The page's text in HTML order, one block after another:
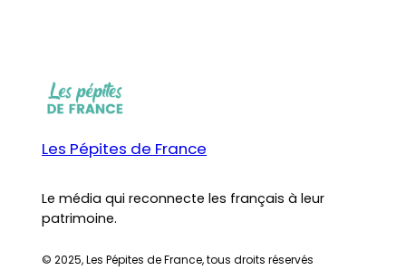
Les Pépites de France
Le média qui reconnecte les français à leur
patrimoine.
© 2025, Les Pépites de France, tous droits réservés